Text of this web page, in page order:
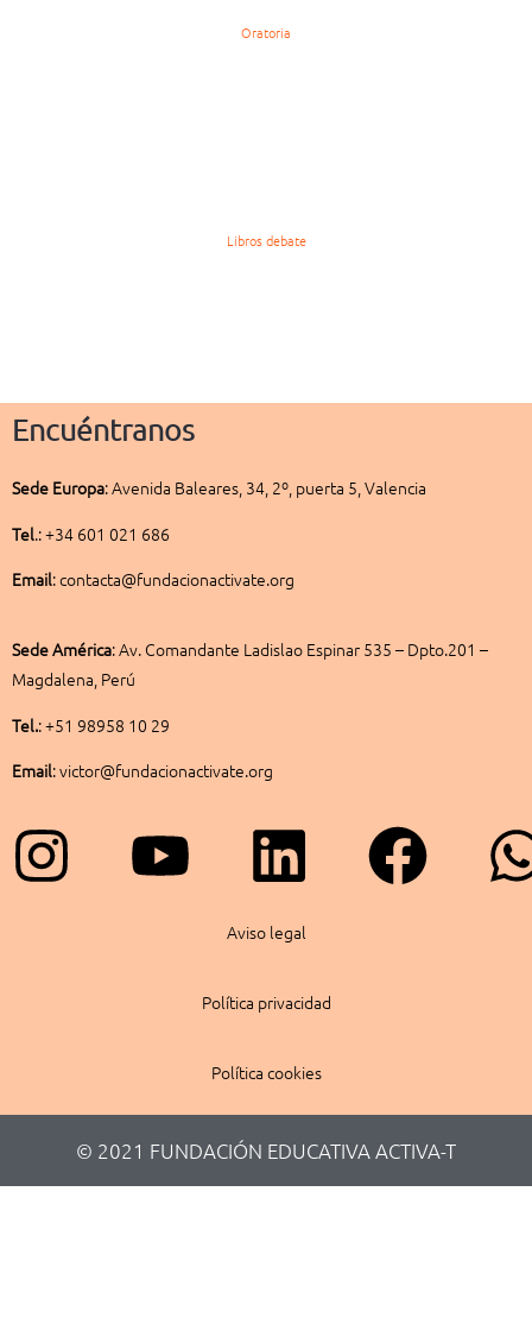
Oratoria
Libros debate
Encuéntranos
Sede Europa:Avenida Baleares, 34, 2º, puerta 5, Valencia
Tel.: +34 601 021 686
Email: contacta@fundacionactivate.org
Sede América:Av. Comandante Ladislao Espinar 535 – Dpto.201 –
Magdalena, Perú
Tel.: +51 98958 10 29
Email: victor@fundacionactivate.org
Instagram
YoutubeLinkedin
Aviso legal
Política privacidad
Política cookies
© 2021 FUNDACIÓN EDUCATIVA ACTIVA-T​